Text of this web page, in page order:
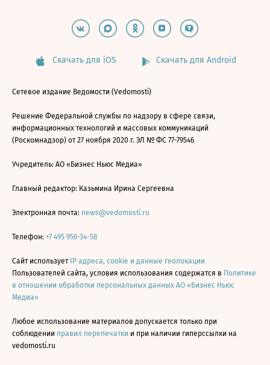
Скачать для iOS Скачать для Android
Сетевое издание Ведомости (Vedomosti)
Решение Федеральной службы по надзору в сфере связи,
информационных технологий и массовых коммуникаций
(Роскомнадзор) от 27 ноября 2020 г. ЭЛ № ФС 77-79546
Учредитель: АО «Бизнес Ньюс Медиа»
Главный редактор: Казьмина Ирина Сергеевна
Электронная почта: news@vedomosti.ru
Телефон: +7 495 956-34-58
Сайт использует IP адреса, cookie и данные геолокации
Пользователей сайта, условия использования содержатся в Политике
в отношении обработки персональных данных АО «Бизнес Ньюс
Медиа»
Любое использование материалов допускается только при
соблюдении правил перепечатки и при наличии гиперссылки на
vedomosti.ru